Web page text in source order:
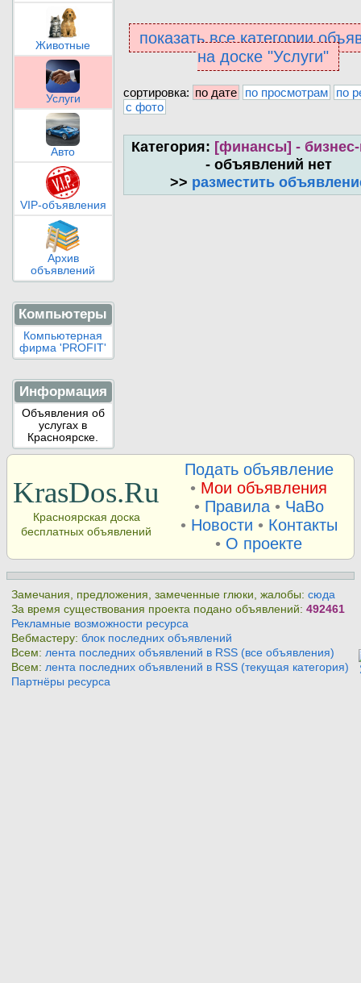
Животные
Услуги
Авто
VIP-объявления
Архив
объявлений
Компьютеры
Компьютерная
фирма 'PROFIT'
Информация
Объявления об
услугах в
Красноярске.
показать все категории
на доске "Услуги"
сортировка: по дате по просмотрам
по
с фото
Категория: [финансы] -
- объявлений нет
>> разместить
KrasDos.Ru
Красноярская доска
бесплатных объявлений
Подать объявление
• Мои объявления
• Правила• ЧаВо
• Новости • Контакты
• О проекте
Замечания, предложения, замеченные глюки, жалобы:сюда
За время существования проекта подано объявлений:492461
Рекламные возможности ресурса
Вебмастеру:блок последних объявлений
Всем: лента последних объявлений в RSS (все объявления)
Всем: лента последних объявлений в RSS (текущая категория)
Партнёры ресурса